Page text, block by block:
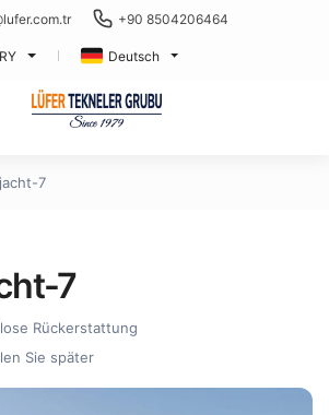
+90 8504206464
Deutsch
7
7
Rückerstattung
Sie später